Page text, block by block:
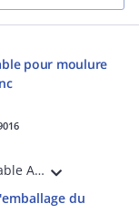
pour moulure
Angle Extérieur variable ATA 16X30 Pure
du